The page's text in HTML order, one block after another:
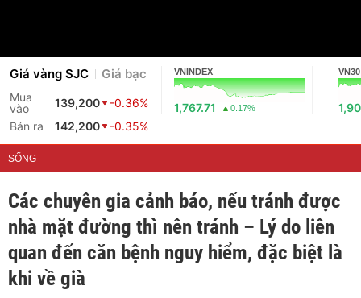
Giá vàng SJC Giá bạc
Mua
vào
139,200
-0.36%
Bán ra
142,200 -0.35%
VNINDEX
1,767.71 0.17%
VN30
SỐNG
Các chuyên gia cảnh báo, nếu tránh được
nhà mặt đường thì nên tránh – Lý do liên
quan đến căn bệnh nguy hiểm, đặc biệt là
khi về già